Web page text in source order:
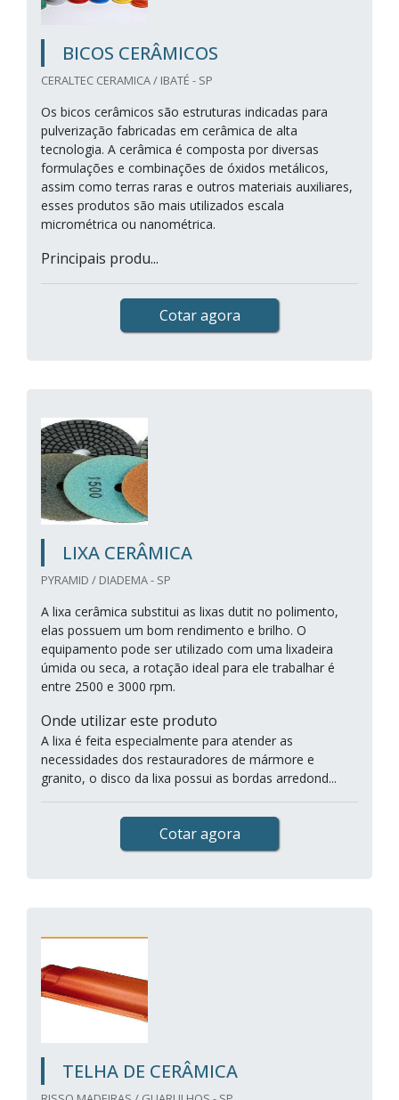
BICOS CERÂMICOS
CERALTEC CERAMICA / IBATÉ - SP
Os bicos cerâmicos são estruturas indicadas para
pulverização fabricadas em cerâmica de alta
tecnologia. A cerâmica é composta por diversas
formulações e combinações de óxidos metálicos,
assim como terras raras e outros materiais auxiliares,
esses produtos são mais utilizados escala
micrométrica ou nanométrica.
Principais produ...
Cotar agora
LIXA CERÂMICA
PYRAMID / DIADEMA - SP
A lixa cerâmica substitui as lixas dutit no polimento,
elas possuem um bom rendimento e brilho. O
equipamento pode ser utilizado com uma lixadeira
úmida ou seca, a rotação ideal para ele trabalhar é
entre 2500 e 3000 rpm.
Onde utilizar este produto
A lixa é feita especialmente para atender as
necessidades dos restauradores de mármore e
granito, o disco da lixa possui as bordas arredond...
Cotar agora
TELHA DE CERÂMICA